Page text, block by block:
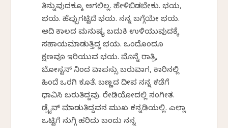
ತಿನ್ನುವುದಕ್ಕೂ ಆಗಲಿಲ್ಲ. ಹೇಳಿಬಿಡಬೇಕು. ಭಯ,
ಭಯ. ಹೆಪ್ಪುಗಟ್ಟಿದೆ ಭಯ. ನನ್ನ ಬಗ್ಗೆಯೇ ಭಯ.
ಆದಿ ಕಾಲದ ಮನುಷ್ಯ ಬದುಕಿ ಉಳಿಯುವುದಕ್ಕೆ
ಸಹಾಯಮಾಡುತ್ತಿದ್ದ ಭಯ. ಒಂದೊಂದೂ
ಕ್ಷಣವೂ ಇರಿಯುವ ಭಯ. ಮೊನ್ನೆ ರಾತ್ರಿ,
ಬೋಸ್ಟನ್ ನಿಂದ ವಾಪಸ್ಸು ಬರುವಾಗ, ಕಾರಿನಲ್ಲಿ
ಹಿಂದೆ ಒರಗಿ ಕೂತೆ. ಬಣ್ಣದ ದೀಪ ನನ್ನ ಕಡೆಗೆ
ಧಾವಿಸಿ ಬರುತಿದ್ದವು. ರೇಡಿಯೋದಲ್ಲಿ ಸಂಗೀತ.
ಡ್ರೈವ್ ಮಾಡುತಿದ್ದವನ ಮುಖ ಕನ್ನಡಿಯಲ್ಲಿ. ಎಲ್ಲಾ
ಒಟ್ಟಿಗೆ ನುಗ್ಗಿ ಹರಿದು ಬಂದು ನನ್ನ